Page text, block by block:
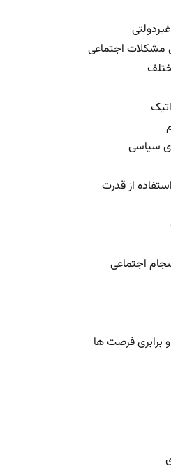
مشکلات اجتماعی
سیاسی
از قدرت
اجتماعی
برابری فرصت ها